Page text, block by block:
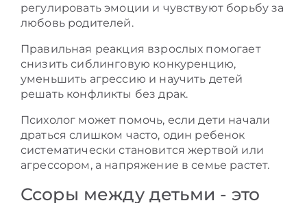
регулировать эмоции и чувствуют борьбу за
любовь родителей.
Правильная реакция взрослых помогает
снизить сиблинговую конкуренцию,
уменьшить агрессию и научить детей
решать конфликты без драк.
Психолог может помочь, если дети начали
драться слишком часто, один ребенок
систематически становится жертвой или
агрессором, а напряжение в семье растет.
Ссоры между детьми - это